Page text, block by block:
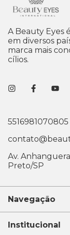
A Beauty Eyes
em diversos
marca mais
cílios.
5516981070805
Av.
Preto/SP
Navegação
Institucional